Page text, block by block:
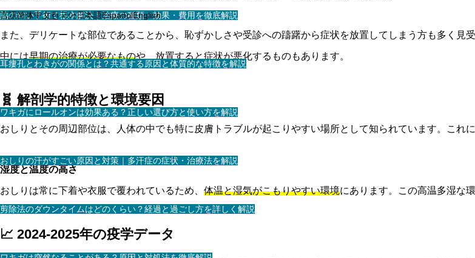
スタッフ求人
脇の匂い手術で根本解決｜治療の種類・効果・費用を徹底解説
耳瘻孔とわきがの関係とは？共通する原因と体質的な特徴を解説
ワキガにロールオンは効果ある？正しい選び方と使い方を解説
おしりの汗がすごい原因と対策｜多汗症の症状・治療法を解説
剪除法のダウンタイムはどのくらい？経過と過ごし方を詳しく解説
言語简体中文한국어日本語EspañolEnglish
また、デリケートな部位であることから、恥ずかしさや受診への躊躇から症状を放置してしまう方も多く見
中には早期の治療が必要なものや、放置すると症状が悪化するものもあります。
🧬 解剖学的特徴と環境要因
おしりとその周辺部位は、人体の中でも特に皮膚トラブルが起こりやすい場所として知られています。これ
湿度と温度の高さ
おしりは常に下着や衣服で覆われているため、 体温と湿気がこもりやすい環境にあります。この高温多湿な
📈 2024-2025年の疫学データ